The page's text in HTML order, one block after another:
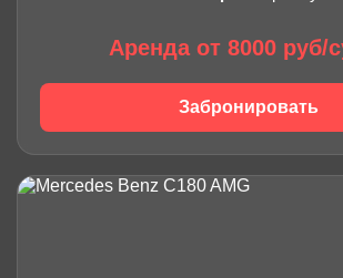
Аренда от 8000 руб/
Забронировать